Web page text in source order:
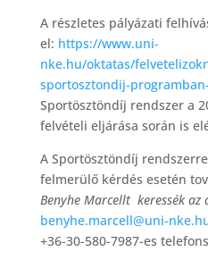
A részletes pályázati
el: https://www.uni-
nke.hu/oktatas/
sportosztondij-
Sportösztöndíj rendszer a
felvételi eljárása során is
A Sportösztöndíj
felmerülő kérdés esetén
Benyhe Marcellt keressék az
benyhe.marcell@uni-
+36-30-580-7987-es